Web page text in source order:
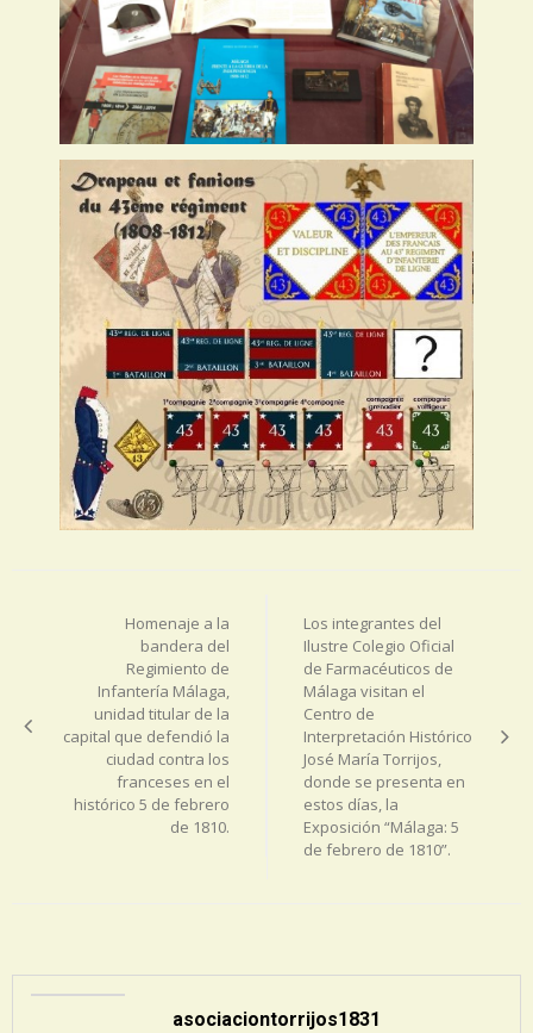
Homenaje a la
bandera del
Regimiento de
Infantería Málaga,
unidad titular de la
capital que defendió la
ciudad contra los
franceses en el
histórico 5 de febrero
de 1810.
Los integrantes del
Ilustre Colegio Oficial
de Farmacéuticos de
Málaga visitan el
Centro de
Interpretación Histórico
José María Torrijos,
donde se presenta en
estos días, la
Exposición “Málaga: 5
de febrero de 1810”.
asociaciontorrijos1831